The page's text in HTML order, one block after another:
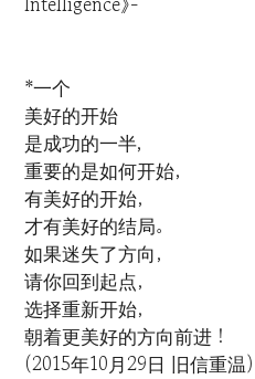
*一个
美好的开始
是成功的一半,
重要的是如何开始，
有美好的开始，
才有美好的结局。
如果迷失了方向，
请你回到起点，
选择重新开始，
朝着更美好的方向前进！
(2015年10月29日 旧信重温)